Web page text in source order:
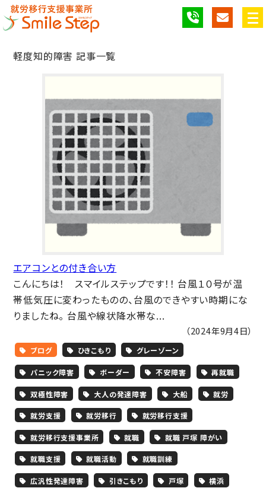
軽度知的障害 記事一覧
エアコンとの付き合い方
こんにちは！ スマイルステップです！！ 台風１０号が温
帯低気圧に変わったものの、台風のできやすい時期にな
りましたね。 台風や線状降水帯な...
（2024年9月4日）
ブログ ひきこもり グレーゾーン
パニック障害 ボーダー 不安障害 再就職
双極性障害 大人の発達障害 大船 就労
就労支援 就労移行 就労移行支援
就労移行支援事業所 就職 就職 戸塚 障がい
就職支援 就職活動 就職訓練
広汎性発達障害 引きこもり 戸塚 横浜